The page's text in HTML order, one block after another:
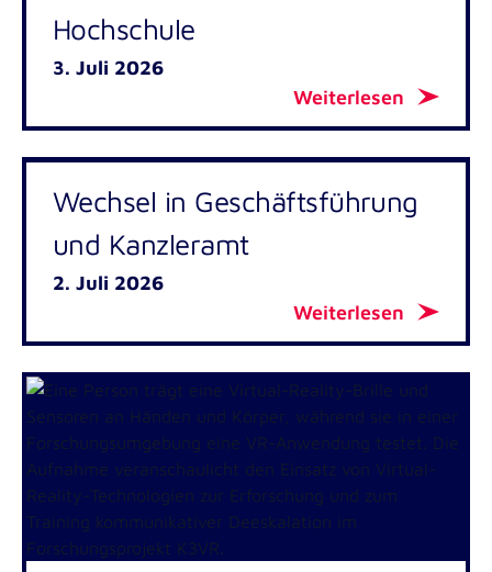
Hochschule
3. Juli 2026
Weiterlesen
Wechsel in Geschäftsführung
und Kanzleramt
2. Juli 2026
Weiterlesen